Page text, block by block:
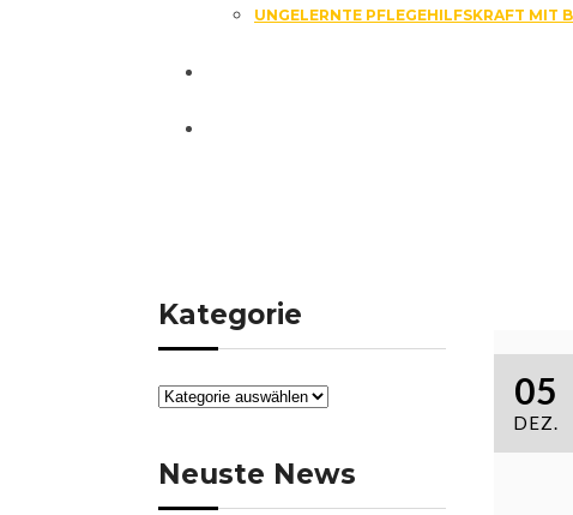
UNGELERNTE PFLEGEHILFSKRAFT MIT
Kategorie
Neuste News
05
DEZ.